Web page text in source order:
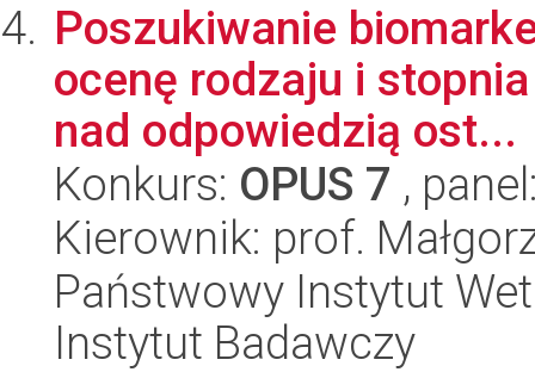
Poszukiwanie
ocenę rodzaju i
nad odpowiedzią ost...
Konkurs: OPUS 7 ,
Kierownik: prof.
Państwowy Instytut
Instytut Badawczy